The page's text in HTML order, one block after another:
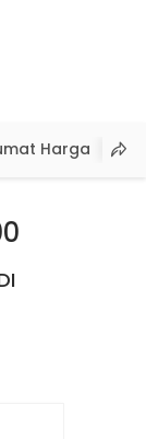
Harga